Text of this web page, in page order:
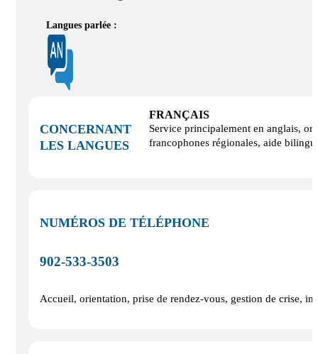
Langues parlée :
CONCERNANT
LES LANGUES
FRANÇAIS
Service principalement en anglais,
francophones régionales, aide
NUMÉROS DE TÉLÉPHONE
902‑533‑3503
Accueil, orientation, prise de rendez-vous, gestion de crise,